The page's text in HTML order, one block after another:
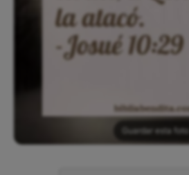
Guardar esta foto